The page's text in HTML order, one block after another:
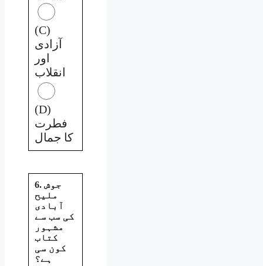
(C)
آزادی
اور
انقلاب
(D)
فطرت
کا جمال
6. جوش
ملیح
آبادی
کی سب سے
مشہور
کتاب
کون سی
ہے؟